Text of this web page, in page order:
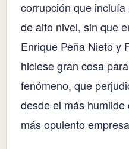
corrupción que
de alto nivel, sin que
Enrique Peña Nieto y
hiciese gran cosa
fenómeno, que
desde el más
más opulento